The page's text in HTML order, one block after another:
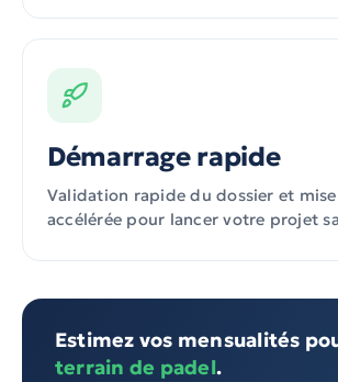
Démarrage rapide
Validation rapide du dossier et
accélérée pour lancer votre projet
Estimez vos mensualités
terrain de padel.